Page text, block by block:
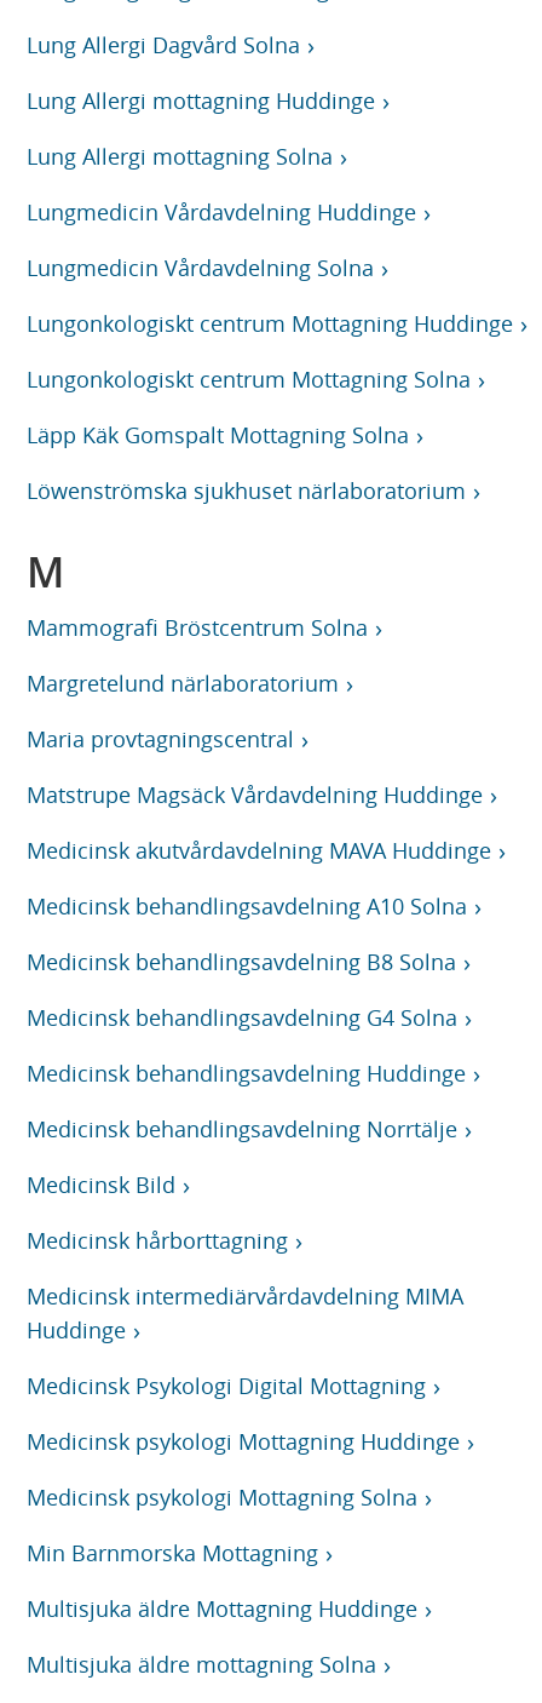
Lung Allergi Dagvård Solna
Lung Allergi mottagning Huddinge
Lung Allergi mottagning Solna
Lungmedicin Vårdavdelning Huddinge
Lungmedicin Vårdavdelning Solna
Lungonkologiskt centrum Mottagning Huddinge
Lungonkologiskt centrum Mottagning Solna
Läpp Käk Gomspalt Mottagning Solna
Löwenströmska sjukhuset närlaboratorium
M
Mammografi Bröstcentrum Solna
Margretelund närlaboratorium
Maria provtagningscentral
Matstrupe Magsäck Vårdavdelning Huddinge
Medicinsk akutvårdavdelning MAVA Huddinge
Medicinsk behandlingsavdelning A10 Solna
Medicinsk behandlingsavdelning B8 Solna
Medicinsk behandlingsavdelning G4 Solna
Medicinsk behandlingsavdelning Huddinge
Medicinsk behandlingsavdelning Norrtälje
Medicinsk Bild
Medicinsk hårborttagning
Medicinsk intermediärvårdavdelning MIMA
Huddinge
Medicinsk Psykologi Digital Mottagning
Medicinsk psykologi Mottagning Huddinge
Medicinsk psykologi Mottagning Solna
Min Barnmorska Mottagning
Multisjuka äldre Mottagning Huddinge
Multisjuka äldre mottagning Solna